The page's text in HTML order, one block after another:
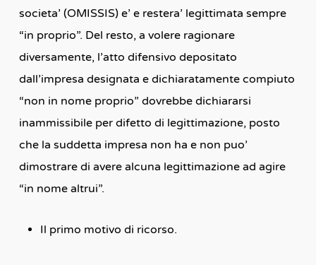
societa’ (OMISSIS) e’ e restera’ legittimata sempre
“in proprio”. Del resto, a volere ragionare
diversamente, l’atto difensivo depositato
dall’impresa designata e dichiaratamente compiuto
“non in nome proprio” dovrebbe dichiararsi
inammissibile per difetto di legittimazione, posto
che la suddetta impresa non ha e non puo’
dimostrare di avere alcuna legittimazione ad agire
“in nome altrui”.
Il primo motivo di ricorso.